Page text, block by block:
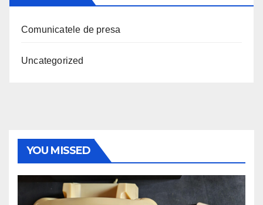
Comunicatele de presa
Uncategorized
YOU MISSED